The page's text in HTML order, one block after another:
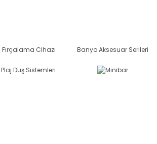
Fırçalama Cihazı Banyo Aksesuar Serileri